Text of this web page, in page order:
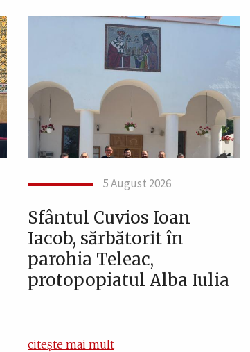
5 August 2026
Sfântul Cuvios Ioan
Iacob, sărbătorit în
parohia Teleac,
protopopiatul Alba Iulia
citește mai mult